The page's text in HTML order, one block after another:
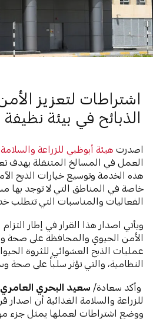
اشتراطات لتعزيز
الذبائح في بيئة نظيفة
اصدرتهيئة أبوظبي للزراعة والسلامة
العمل في المسالخ المتنقلة بهدف
هذه الخدمة وتوسيع خيارات الذبح
خاصة في المناطق التي لا توجد بها
الفعاليات والمناسبات التي تتطلب
ويأتي اصدار هذا القرار في إطار
الأمن الحيوي والمحافظة على صحة
عمليات الذبح العشوائي للثروة
النظامية، والتي تؤثر سلباً على صحة
وأكد سعادة/ سعيد البحري العامري
للزراعة والسلامة الغذائية أن اصدار
ووضع اشتراطات لعملها يمثل جزء